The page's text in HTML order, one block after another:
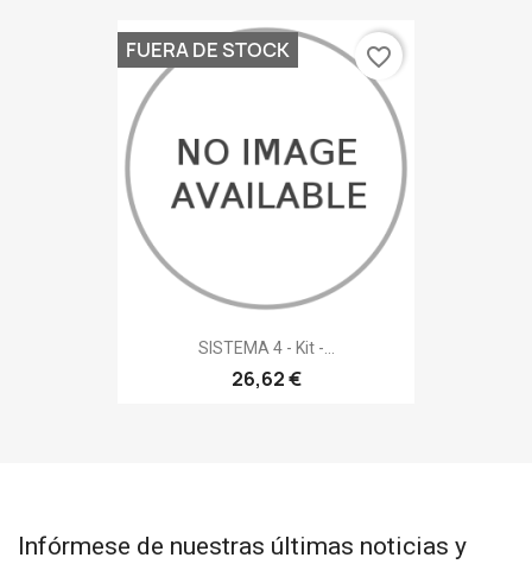
SISTEMA 4 - Kit -...
26,62 €
FUERA DE STOCK favorite_border
Infórmese de nuestras últimas noticias y